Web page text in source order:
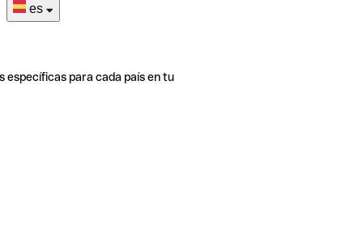
es
específicas para cada país en tu